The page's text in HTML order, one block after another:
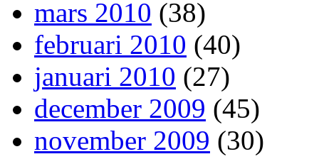
mars 2010 (38)
februari 2010 (40)
januari 2010 (27)
december 2009 (45)
november 2009 (30)